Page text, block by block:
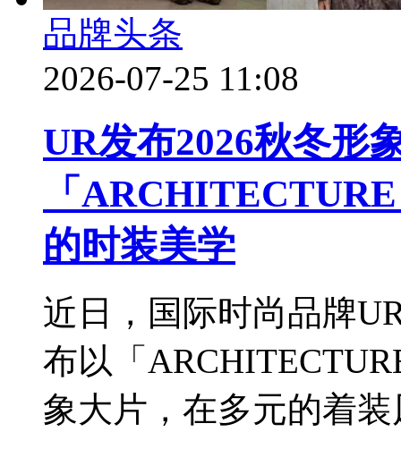
品牌头条
2026-07-25 11:08
UR发布2026秋冬形
「
的时装美学
近日，国际时尚品牌
布以「
象大片，在多元的着